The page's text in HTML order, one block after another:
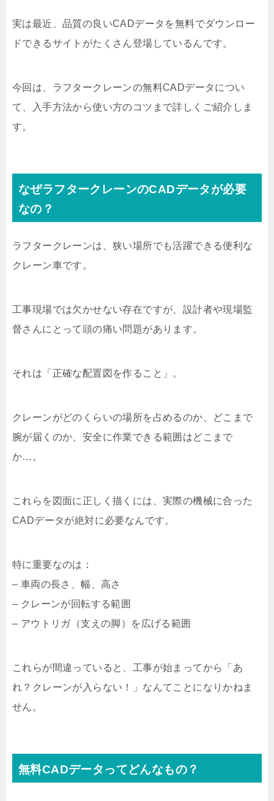
実は最近、品質の良いCADデータを無料でダウンロー
ドできるサイトがたくさん登場しているんです。
今回は、ラフタークレーンの無料CADデータについ
て、入手方法から使い方のコツまで詳しくご紹介しま
す。
なぜラフタークレーンのCADデータが必要
なの？
ラフタークレーンは、狭い場所でも活躍できる便利な
クレーン車です。
工事現場では欠かせない存在ですが、設計者や現場監
督さんにとって頭の痛い問題があります。
それは「正確な配置図を作ること」。
クレーンがどのくらいの場所を占めるのか、どこまで
腕が届くのか、安全に作業できる範囲はどこまで
か…。
これらを図面に正しく描くには、実際の機械に合った
CADデータが絶対に必要なんです。
特に重要なのは：
– 車両の長さ、幅、高さ
– クレーンが回転する範囲
– アウトリガ（支えの脚）を広げる範囲
これらが間違っていると、工事が始まってから「あ
れ？クレーンが入らない！」なんてことになりかねま
せん。
無料CADデータってどんなもの？